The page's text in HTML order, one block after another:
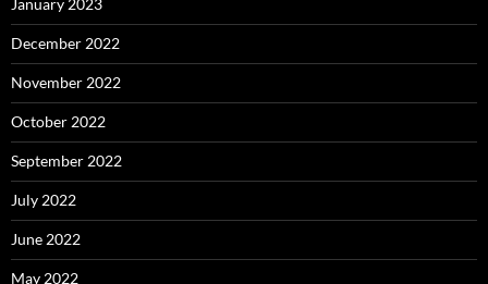
January 2023
December 2022
November 2022
October 2022
September 2022
July 2022
June 2022
May 2022